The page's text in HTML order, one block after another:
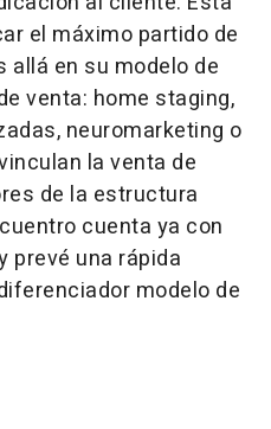
el máximo partido de
allá en su modelo de
venta: home staging,
neuromarketing o
la venta de
de la estructura
cuenta ya con
prevé una rápida
modelo de